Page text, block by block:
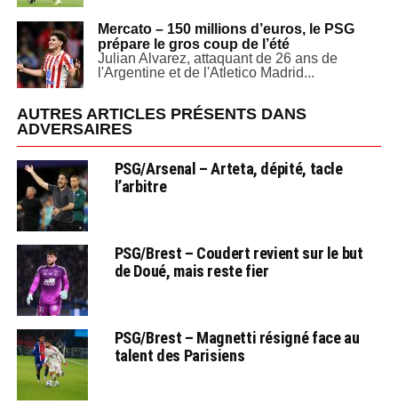
Mercato – 150 millions d’euros, le PSG
prépare le gros coup de l’été
Julian Alvarez, attaquant de 26 ans de
l'Argentine et de l'Atletico Madrid...
AUTRES ARTICLES PRÉSENTS DANS
ADVERSAIRES
PSG/Arsenal – Arteta, dépité, tacle
l’arbitre
PSG/Brest – Coudert revient sur le but
de Doué, mais reste fier
PSG/Brest – Magnetti résigné face au
talent des Parisiens